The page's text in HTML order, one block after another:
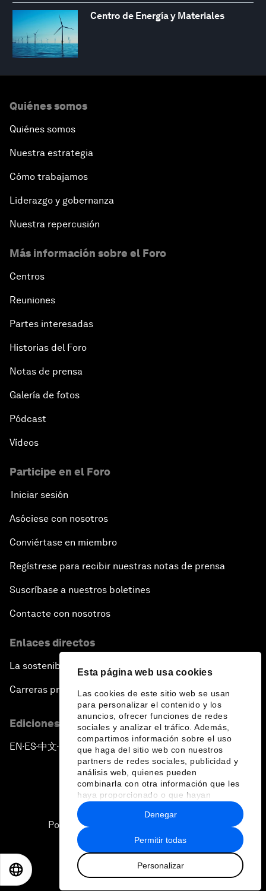
Esta página web usa cookies
Las cookies de este sitio web se usan
para personalizar el contenido y los
anuncios, ofrecer funciones de redes
sociales y analizar el tráfico. Además,
compartimos información sobre el uso
que haga del sitio web con nuestros
partners de redes sociales, publicidad y
análisis web, quienes pueden
combinarla con otra información que les
haya proporcionado o que hayan
recopilado a partir del uso que haya
hecho de sus servicios.
Permitir todas
Personalizar
Denegar
Centro de Energía y Materiales
Quiénes somos
Quiénes somos
Nuestra estrategia
Cómo trabajamos
Liderazgo y gobernanza
Nuestra repercusión
Más información sobre el Foro
Centros
Reuniones
Partes interesadas
Historias del Foro
Notas de prensa
Galería de fotos
Pódcast
Vídeos
Participe en el Foro
Iniciar sesión
Asóciese con nosotros
Conviértase en miembro
Regístrese para recibir nuestras notas de prensa
Suscríbase a nuestros boletines
Contacte con nosotros
Enlaces directos
La sostenibilidad en el Foro
Carreras profesionales
Ediciones en otros idiomas
EN ▪ES▪中文▪ 日本語
Política de privacidad y normas de uso
Sitemap
2026 Foro Económico Mundial